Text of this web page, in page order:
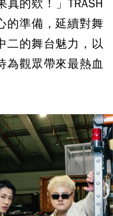
的欸！」TRASH
的準備，延續對舞
二的舞台魅力，以
為觀眾帶來最熱血